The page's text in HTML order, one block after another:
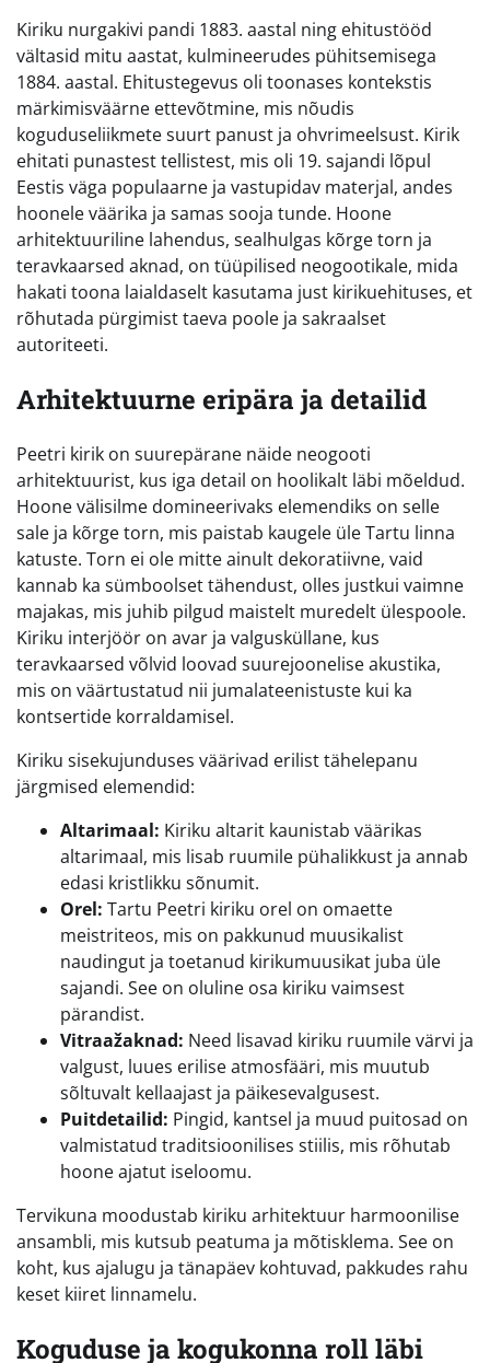
Kiriku nurgakivi pandi 1883. aastal ning ehitustööd
vältasid mitu aastat, kulmineerudes pühitsemisega
1884. aastal. Ehitustegevus oli toonases kontekstis
märkimisväärne ettevõtmine, mis nõudis
koguduseliikmete suurt panust ja ohvrimeelsust. Kirik
ehitati punastest tellistest, mis oli 19. sajandi lõpul
Eestis väga populaarne ja vastupidav materjal, andes
hoonele väärika ja samas sooja tunde. Hoone
arhitektuuriline lahendus, sealhulgas kõrge torn ja
teravkaarsed aknad, on tüüpilised neogootikale, mida
hakati toona laialdaselt kasutama just kirikuehituses, et
rõhutada pürgimist taeva poole ja sakraalset
autoriteeti.
Arhitektuurne eripära ja detailid
Peetri kirik on suurepärane näide neogooti
arhitektuurist, kus iga detail on hoolikalt läbi mõeldud.
Hoone välisilme domineerivaks elemendiks on selle
sale ja kõrge torn, mis paistab kaugele üle Tartu linna
katuste. Torn ei ole mitte ainult dekoratiivne, vaid
kannab ka sümboolset tähendust, olles justkui vaimne
majakas, mis juhib pilgud maistelt muredelt ülespoole.
Kiriku interjöör on avar ja valgusküllane, kus
teravkaarsed võlvid loovad suurejoonelise akustika,
mis on väärtustatud nii jumalateenistuste kui ka
kontsertide korraldamisel.
Kiriku sisekujunduses väärivad erilist tähelepanu
järgmised elemendid:
Altarimaal: Kiriku altarit kaunistab väärikas
altarimaal, mis lisab ruumile pühalikkust ja annab
edasi kristlikku sõnumit.
Orel: Tartu Peetri kiriku orel on omaette
meistriteos, mis on pakkunud muusikalist
naudingut ja toetanud kirikumuusikat juba üle
sajandi. See on oluline osa kiriku vaimsest
pärandist.
Vitraažaknad: Need lisavad kiriku ruumile värvi ja
valgust, luues erilise atmosfääri, mis muutub
sõltuvalt kellaajast ja päikesevalgusest.
Puitdetailid: Pingid, kantsel ja muud puitosad on
valmistatud traditsioonilises stiilis, mis rõhutab
hoone ajatut iseloomu.
Tervikuna moodustab kiriku arhitektuur harmoonilise
ansambli, mis kutsub peatuma ja mõtisklema. See on
koht, kus ajalugu ja tänapäev kohtuvad, pakkudes rahu
keset kiiret linnamelu.
Koguduse ja kogukonna roll läbi